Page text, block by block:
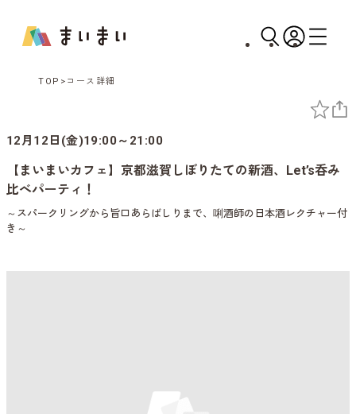
TOP コース詳細
12月12日(金)19:00～21:00
【まいまいカフェ】京都滋賀しぼりたての新酒、Let’s呑み
比べパーティ！
～スパークリングから旨口あらばしりまで、唎酒師の日本酒レクチャー付
き～